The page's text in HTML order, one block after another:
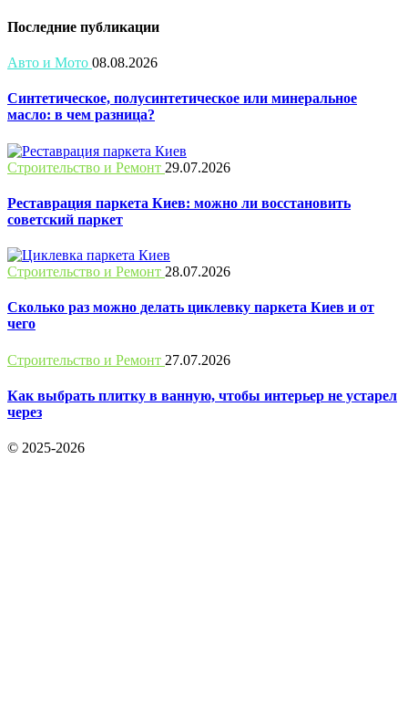
Последние публикации
Авто и Мото 08.08.2026
Синтетическое, полусинтетическое или минеральное
масло: в чем разница?
Строительство и Ремонт 29.07.2026
Реставрация паркета Киев: можно ли восстановить
советский паркет
Строительство и Ремонт 28.07.2026
Сколько раз можно делать циклевку паркета Киев и от
чего
Строительство и Ремонт 27.07.2026
Как выбрать плитку в ванную, чтобы интерьер не устарел
через
© 2025-2026